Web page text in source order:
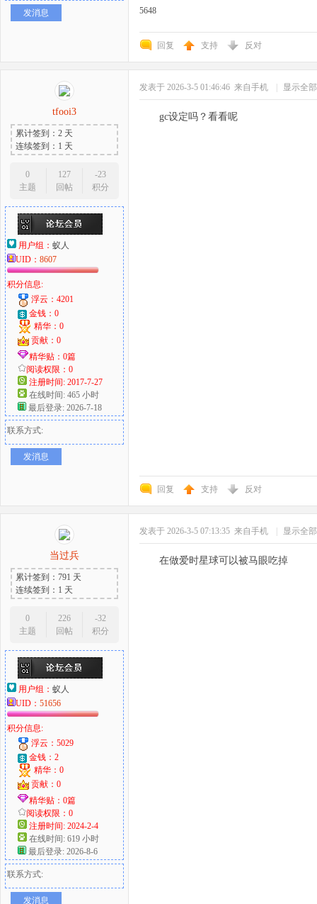
发消息 5648
回复 支持 反对
tfooi3
累计签到：2 天
连续签到：1 天
0
主题
127
回帖
-23
积分
用户组： 蚁人
UID： 8607
积分信息:
浮云：4201
金钱：0
精华：0
贡献：0
精华贴：0篇
阅读权限：0
注册时间: 2017-7-27
在线时间: 465 小时
最后登录: 2026-7-18
联系方式:
发消息
发表于 2026-3-5 01:46:46 来自手机 显示全
gc设定吗？看看呢
回复 支持 反对
当过兵
累计签到：791 天
连续签到：1 天
0
主题
226
回帖
-32
积分
用户组： 蚁人
UID： 51656
积分信息:
浮云：5029
金钱：2
精华：0
贡献：0
精华贴：0篇
阅读权限：0
注册时间: 2024-2-4
在线时间: 619 小时
最后登录: 2026-8-6
联系方式:
发消息
发表于 2026-3-5 07:13:35 来自手机 显示全
在做爱时星球可以被马眼吃掉